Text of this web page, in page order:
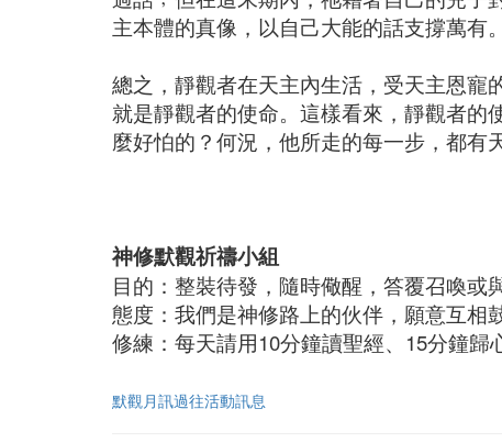
主本體的真像，以自己大能的話支撐萬有
總之，靜觀者在天主內生活，受天主恩寵
就是靜觀者的使命。這樣看來，靜觀者
麼好怕的？何況，他所走的每一步，都有
神修默觀祈禱小組
目的：整裝待發，隨時儆醒，答覆召喚或
態度：我們是神修路上的伙伴，願意互相
修練：每天請用10分鐘讀聖經、15分鐘歸
默觀月訊過往活動訊息